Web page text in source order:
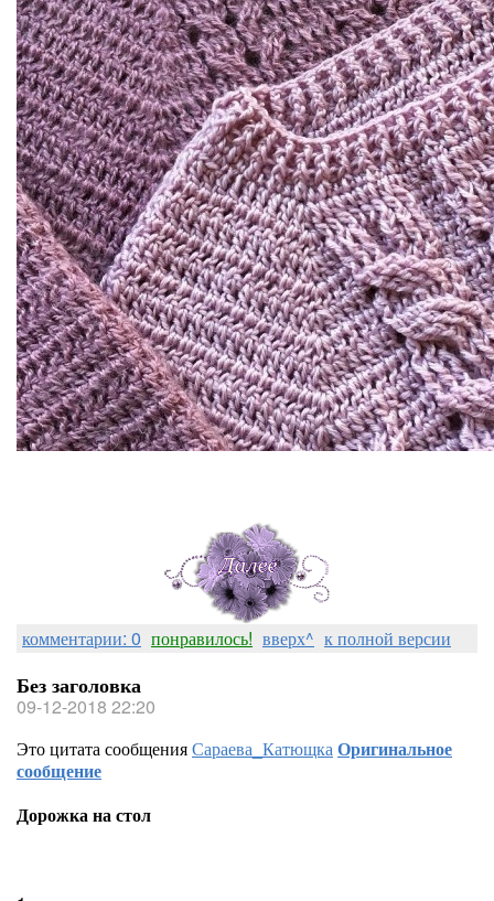
комментарии: 0 понравилось! вверх^ к полной версии
Без заголовка
09-12-2018 22:20
Это цитата сообщенияСараева_КатющкаОригинальное
сообщение
Дорожка на стол